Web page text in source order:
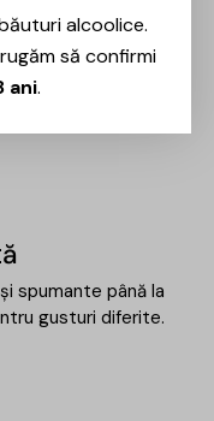
spumante până la
gusturi diferite.
alcoolice.
să confirmi
ani.